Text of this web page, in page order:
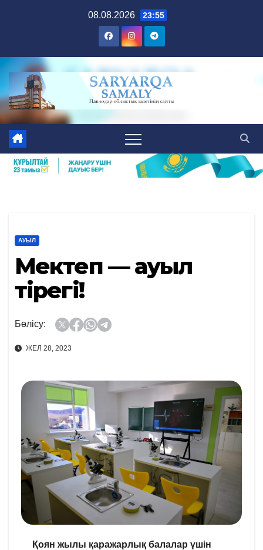
08.08.2026 23:55
АУЫЛ
Мектеп — ауыл
тірегі!
Бөлісу:
ЖЕЛ 28, 2023
Қоян жылы қаражарлық балалар үшін